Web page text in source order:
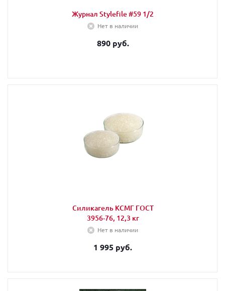
Журнал Stylefile #59 1/2
Нет в наличии
890 руб.
Силикагель КСМГ ГОСТ
3956-76, 12,3 кг
Нет в наличии
1 995 руб.